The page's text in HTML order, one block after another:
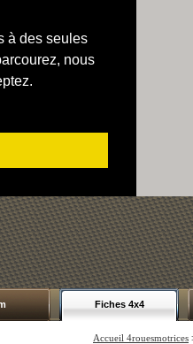
à des seules
nous
Fiches 4x4
Accueil 4rouesmotrices